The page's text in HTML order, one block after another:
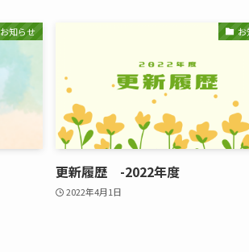
お知らせ
更新履歴 -2022年度
2022年4月1日